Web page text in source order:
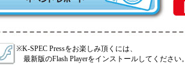
※K-SPEC Pressをお楽しみ頂くには、
最新版のFlash Playerをインストールしてください。